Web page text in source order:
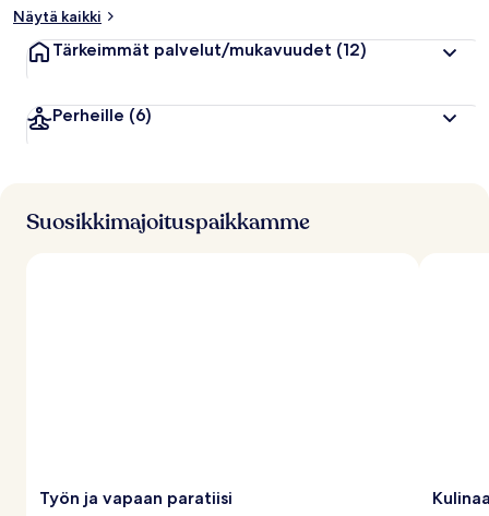
Näytä kaikki
Tärkeimmät palvelut/mukavuudet (12)
Perheille (6)
Suosikkimajoituspaikkamme
Työn ja vapaan paratiisi